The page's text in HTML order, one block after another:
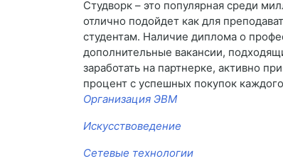
Студворк – это популярная среди
отлично подойдет как для
студентам. Наличие диплома о
дополнительные вакансии,
заработать на партнерке, активно
процент с успешных покупок
Организация ЭВМ
Искусствоведение
Сетевые технологии